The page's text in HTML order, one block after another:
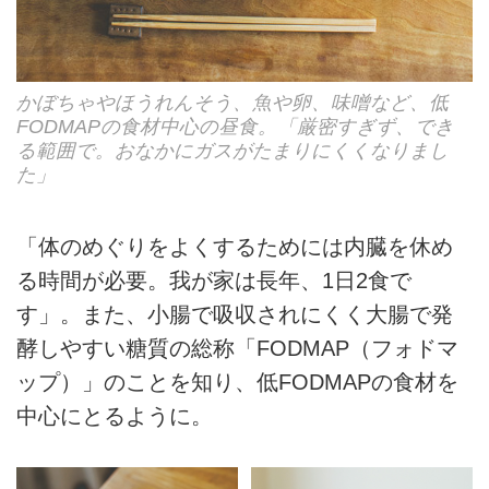
かぼちゃやほうれんそう、魚や卵、味噌など、低
FODMAPの食材中心の昼食。「厳密すぎず、でき
る範囲で。おなかにガスがたまりにくくなりまし
た」
「体のめぐりをよくするためには内臓を休め
る時間が必要。我が家は長年、1日2食で
す」。また、小腸で吸収されにくく大腸で発
酵しやすい糖質の総称「FODMAP（フォドマ
ップ）」のことを知り、低FODMAPの食材を
中心にとるように。